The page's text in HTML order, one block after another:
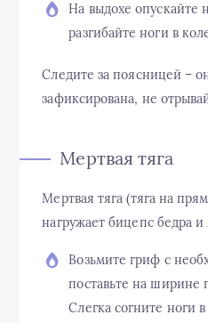
На выдохе опускайте
разгибайте ноги в
Следите за поясницей –
зафиксирована, не
Мертвая тяга
Мертвая тяга (тяга на
нагружает бицепс бедра
Возьмите гриф с
поставьте на ширине
Слегка согните ноги